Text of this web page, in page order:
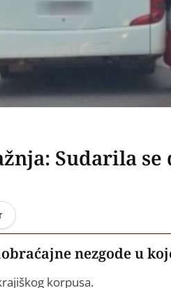
Sudarila
nezgode u
korpusa.